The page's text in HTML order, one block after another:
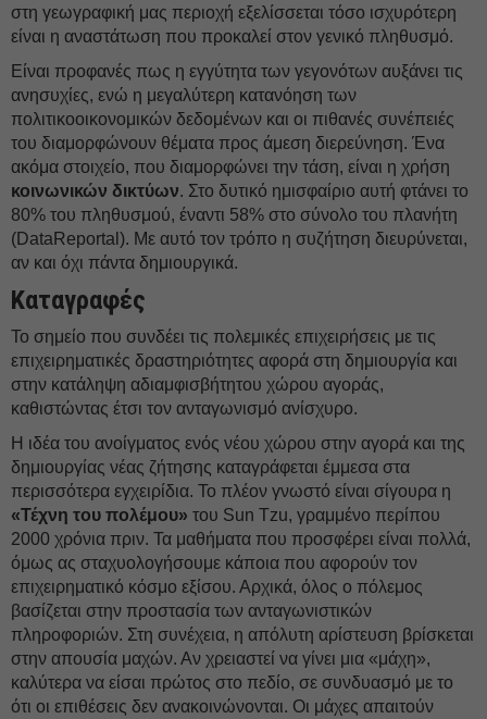
στη γεωγραφική μας περιοχή εξελίσσεται τόσο ισχυρότερη
είναι η αναστάτωση που προκαλεί στον γενικό πληθυσμό.
Είναι προφανές πως η εγγύτητα των γεγονότων αυξάνει τις
ανησυχίες, ενώ η μεγαλύτερη κατανόηση των
πολιτικοοικονομικών δεδομένων και οι πιθανές συνέπειές
του διαμορφώνουν θέματα προς άμεση διερεύνηση. Ένα
ακόμα στοιχείο, που διαμορφώνει την τάση, είναι η χρήση
κοινωνικών δικτύων. Στο δυτικό ημισφαίριο αυτή φτάνει το
80% του πληθυσμού, έναντι 58% στο σύνολο του πλανήτη
(DataReportal). Με αυτό τον τρόπο η συζήτηση διευρύνεται,
αν και όχι πάντα δημιουργικά.
Καταγραφές
Το σημείο που συνδέει τις πολεμικές επιχειρήσεις με τις
επιχειρηματικές δραστηριότητες αφορά στη δημιουργία και
στην κατάληψη αδιαμφισβήτητου χώρου αγοράς,
καθιστώντας έτσι τον ανταγωνισμό ανίσχυρο.
Η ιδέα του ανοίγματος ενός νέου χώρου στην αγορά και της
δημιουργίας νέας ζήτησης καταγράφεται έμμεσα στα
περισσότερα εγχειρίδια. Το πλέον γνωστό είναι σίγουρα η
«Τέχνη του πολέμου» του Sun Tzu, γραμμένο περίπου
2000 χρόνια πριν. Τα μαθήματα που προσφέρει είναι πολλά,
όμως ας σταχυολογήσουμε κάποια που αφορούν τον
επιχειρηματικό κόσμο εξίσου. Αρχικά, όλος ο πόλεμος
βασίζεται στην προστασία των ανταγωνιστικών
πληροφοριών. Στη συνέχεια, η απόλυτη αρίστευση βρίσκεται
στην απουσία μαχών. Αν χρειαστεί να γίνει μια «μάχη»,
καλύτερα να είσαι πρώτος στο πεδίο, σε συνδυασμό με το
ότι οι επιθέσεις δεν ανακοινώνονται. Οι μάχες απαιτούν